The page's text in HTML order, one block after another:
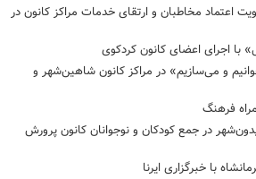
اعتماد مخاطبان و ارتقای خدمات مراکز کانون در
اجرای اعضای کانون کردکوی
و می‌سازیم» در مراکز کانون شاهین‌شهر و
فرهنگ
در جمع کودکان و نوجوانان کانون پرورش
با خبرگزاری ایرنا